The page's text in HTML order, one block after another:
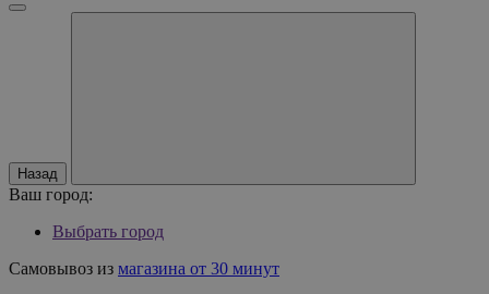
Назад
Ваш город:
Выбрать город
Самовывоз из магазина от 30 минут